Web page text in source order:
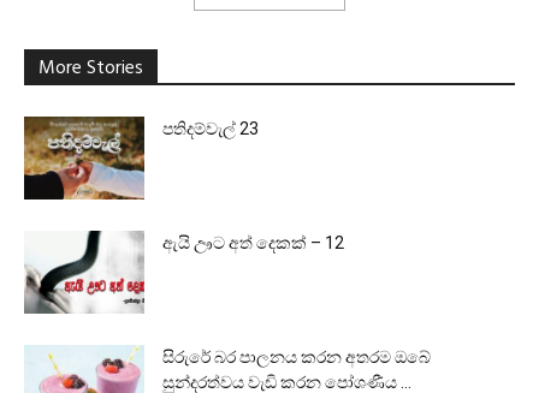
More Stories
පතිදම්වැල් 23
ඇයි ඌට අත් දෙකක් – 12
සිරුරේ බර පාලනය කරන අතරම ඔබේ
සුන්දරත්වය වැඩි කරන පෝශණීය ...